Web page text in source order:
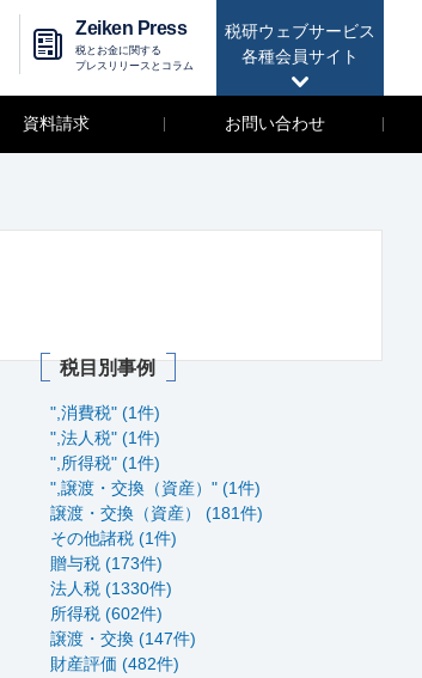
税研ウェブサービス
各種会員サイト
Zeiken Press
税とお金に関する
プレスリリースとコラム
資料請求 お問い合わせ
税目別事例
",消費税" (1件)
",法人税" (1件)
",所得税" (1件)
",譲渡・交換（資産）" (1件)
譲渡・交換（資産） (181件)
その他諸税 (1件)
贈与税 (173件)
法人税 (1330件)
所得税 (602件)
譲渡・交換 (147件)
財産評価 (482件)